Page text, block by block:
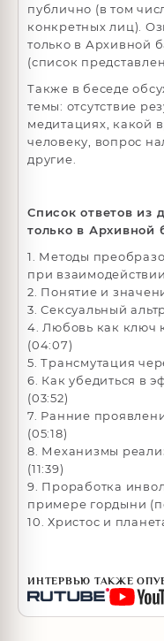
публично (в том
конкретных лиц).
только в Архивной
(список
Также в беседе
темы: отсутствие
медитациях, какой
человеку, вопрос
другие.
Список ответов из
только в Архивной
1. Методы
при
2. Понятие и
3. Сексуальный
4. Любовь как ключ
(04:07)
5. Трансмутация
6. Как убедиться в
(03:52)
7. Ранние
(05:18)
8. Механизмы
(11:39)
9. Проработка
примере гордыни
10. Христос и
ИНТЕРВЬЮ ТАКЖЕ